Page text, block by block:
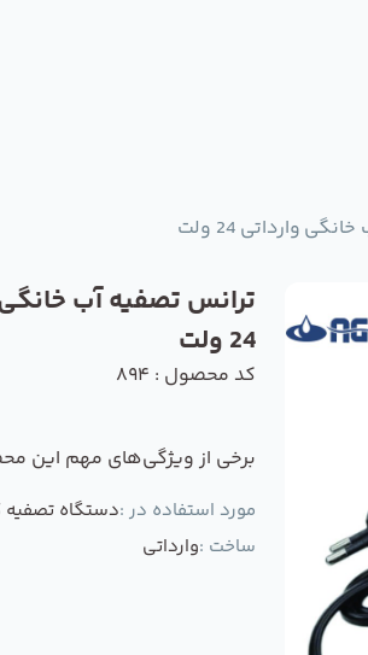
وارداتی 24 ولت
ترانس تصفیه آب
24 ولت
کد محصول : 894
برخی از ویژگی‌های مهم این
مورد استفاده در :دستگاه تصفیه
ساخت :وارداتی